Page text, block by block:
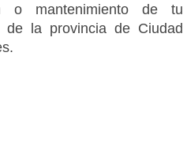
o mantenimiento de tu
la provincia de Ciudad